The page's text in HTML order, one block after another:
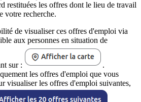
restituées les offres dont le lieu de travail
votre recherche.
de visualiser ces offres d'emploi via
aux personnes en situation de
sur :
.
les offres d'emploi que vous
visualiser les offres d'emploi suivantes,